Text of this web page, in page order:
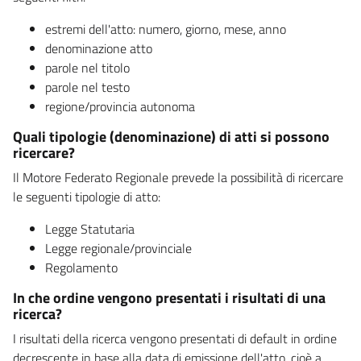
estremi dell'atto: numero, giorno, mese, anno
denominazione atto
parole nel titolo
parole nel testo
regione/provincia autonoma
Quali tipologie (denominazione) di atti si possono
ricercare?
Il Motore Federato Regionale prevede la possibilità di ricercare
le seguenti tipologie di atto:
Legge Statutaria
Legge regionale/provinciale
Regolamento
In che ordine vengono presentati i risultati di una
ricerca?
I risultati della ricerca vengono presentati di default in ordine